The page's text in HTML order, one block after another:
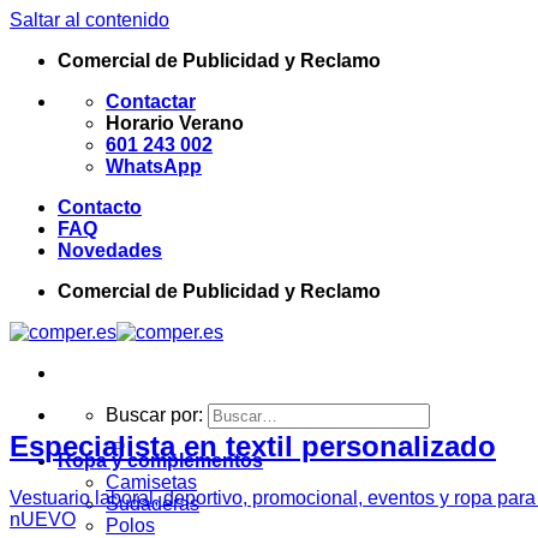
Saltar al contenido
Comercial de Publicidad y Reclamo
Contactar
Horario Verano
601 243 002
WhatsApp
Contacto
FAQ
Novedades
Comercial de Publicidad y Reclamo
Buscar por:
Ropa y complementos
Camisetas
Sudaderas
Polos
Especialista en textil personalizado
Vestuario laboral, deportivo, promocional, eventos y ropa
nUEVO